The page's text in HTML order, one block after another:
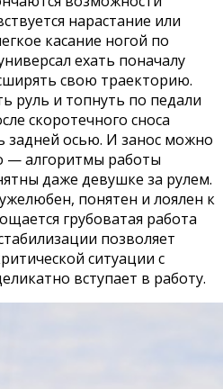
нарастание или
касание ногой по
ехать поначалу
свою траекторию.
руль и топнуть по педали
скоротечного сноса
задней осью. И занос можно
— алгоритмы работы
даже девушке за рулем.
понятен и лоялен к
грубоватая работа
позволяет
ситуации с
вступает в работу.